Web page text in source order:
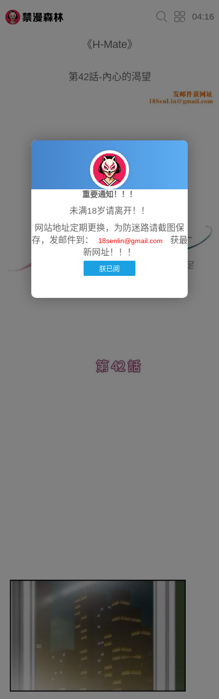
04:16
《H-Mate》
第42話-內心的渴望
重要通知！！！
未满18岁请离开！！
网站地址定期更换，为防迷路请截图保
存，发邮件到：
18senlin@gmail.com
获最
新网址！！！
朕已阅